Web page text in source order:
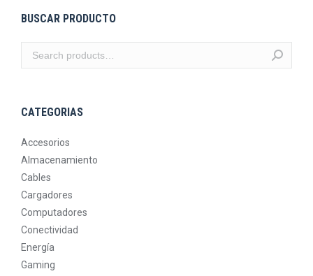
BUSCAR PRODUCTO
CATEGORIAS
Accesorios
Almacenamiento
Cables
Cargadores
Computadores
Conectividad
Energía
Gaming